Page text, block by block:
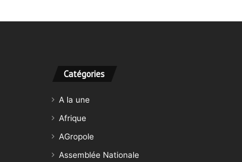
Catégories
A la une
Afrique
AGropole
Assemblée Nationale